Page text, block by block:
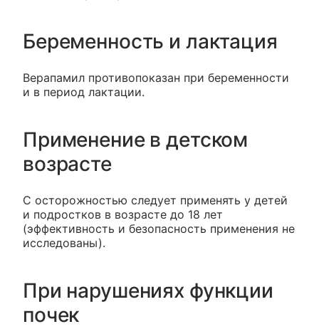
Беременность и лактация
Верапамил противопоказан при беременности
и в период лактации.
Применение в детском
возрасте
C осторожностью следует применять у детей
и подростков в возрасте до 18 лет
(эффективность и безопасность применения не
исследованы).
При нарушениях функции
почек